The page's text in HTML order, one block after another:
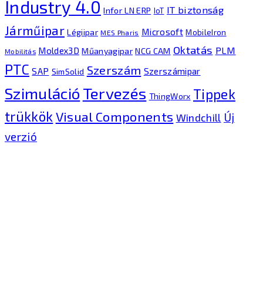
Industry 4.0 Infor LN ERP IoT IT biztonság
Járműipar Légiipar MES Pharis Microsoft MobileIron
Mobilitás Moldex3D Műanyagipar NCG CAM Oktatás PLM
PTC SAP SimSolid Szerszám Szerszámipar
Szimuláció Tervezés ThingWorx Tippek
trükkök Visual Components Windchill Új
verzió